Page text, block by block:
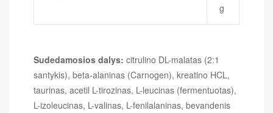
g
Sudedamosios dalys: citrulino DL-malatas (2:1
santykis), beta-alaninas (Carnogen), kreatino HCL,
taurinas, acetil L-tirozinas, L-leucinas (fermentuotas),
L-izoleucinas, L-valinas, L-fenilalaninas, bevandenis